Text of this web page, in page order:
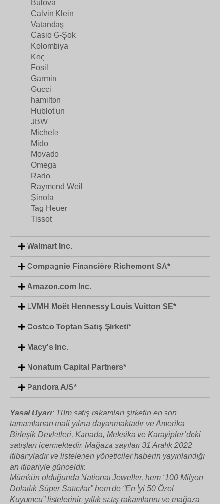
Bulova
Calvin Klein
Vatandaş
Casio G-Şok
Kolombiya
Koç
Fosil
Garmin
Gucci
hamilton
Hublot’un
JBW
Michele
Mido
Movado
Omega
Rado
Raymond Weil
Şinola
Tag Heuer
Tissot
Walmart Inc.
Compagnie Financière Richemont SA*
Amazon.com Inc.
LVMH Moët Hennessy Louis Vuitton SE*
Costco Toptan Satış Şirketi*
Macy's Inc.
Nonatum Capital Partners*
Pandora A/S*
Yasal Uyarı: Tüm satış rakamları şirketin en son
tamamlanan mali yılına dayanmaktadır ve Amerika
Birleşik Devletleri, Kanada, Meksika ve Karayipler’deki
satışları içermektedir. Mağaza sayıları 31 Aralık 2022
itibarıyladır ve listelenen yöneticiler haberin yayınlandığı
an itibariyle günceldir.
Mümkün olduğunda National Jeweller, hem “100 Milyon
Dolarlık Süper Satıcılar” hem de “En İyi 50 Özel
Kuyumcu” listelerinin yıllık satış rakamlarını ve mağaza